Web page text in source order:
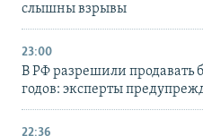
слышны взрывы
23:00
В РФ разрешили продавать
годов: эксперты
22:36